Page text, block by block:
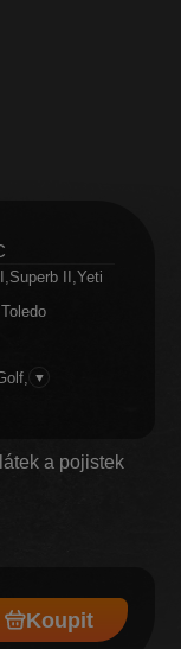
Superb II
Yeti
Toledo
▼
a pojistek
Koupit